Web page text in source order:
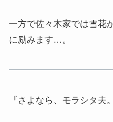
一方で佐々木家では雪花
に励みます…。
『さよなら、モラシタ夫